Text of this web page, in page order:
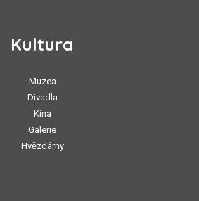
Kultura
Muzea
Divadla
Kina
Galerie
Hvězdárny